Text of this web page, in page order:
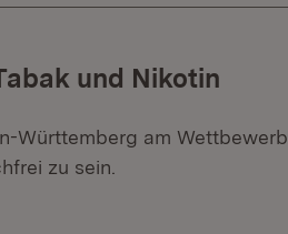
und Nikotin
Württemberg am Wettbewerb
zu sein.